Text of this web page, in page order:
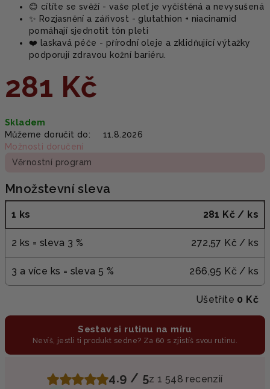
😊 cítíte se svěží - vaše pleť je vyčištěná a nevysušená
✨ Rozjasnění a zářivost - glutathion + niacinamid
pomáhají sjednotit tón pleti
❤️ laskavá péče - přírodní oleje a zklidňující výtažky
podporují zdravou kožní bariéru.
281 Kč
cena:
Skladem
Můžeme doručit do:
11.8.2026
Možnosti doručení
Věrnostní program
Množstevní sleva
1 ks 281 Kč / ks
2 ks = sleva 3 % 272,57 Kč / ks
3 a více ks = sleva 5 % 266,95 Kč / ks
Ušetříte 0 Kč
Sestav si rutinu na míru
Nevíš, jestli ti produkt sedne? Za 60 s zjistíš svou rutinu.
4.9 / 5z 1 548 recenzií